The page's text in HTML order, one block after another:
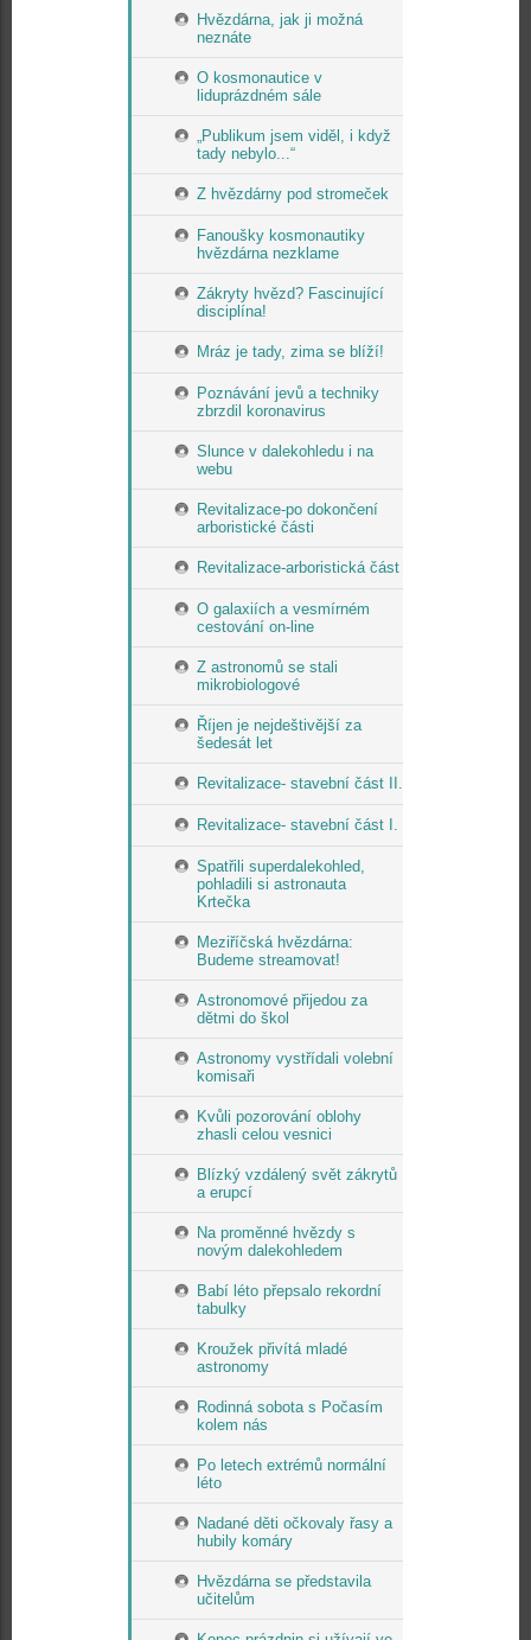
Hvězdárna, jak ji možná
neznáte
O kosmonautice v
liduprázdném sále
„Publikum jsem viděl, i když
tady nebylo...“
Z hvězdárny pod stromeček
Fanoušky kosmonautiky
hvězdárna nezklame
Zákryty hvězd? Fascinující
disciplína!
Mráz je tady, zima se blíží!
Poznávání jevů a techniky
zbrzdil koronavirus
Slunce v dalekohledu i na
webu
Revitalizace-po dokončení
arboristické části
Revitalizace-arboristická část
O galaxiích a vesmírném
cestování on-line
Z astronomů se stali
mikrobiologové
Říjen je nejdeštivější za
šedesát let
Revitalizace- stavební část II.
Revitalizace- stavební část I.
Spatřili superdalekohled,
pohladili si astronauta
Krtečka
Meziříčská hvězdárna:
Budeme streamovat!
Astronomové přijedou za
dětmi do škol
Astronomy vystřídali volební
komisaři
Kvůli pozorování oblohy
zhasli celou vesnici
Blízký vzdálený svět zákrytů
a erupcí
Na proměnné hvězdy s
novým dalekohledem
Babí léto přepsalo rekordní
tabulky
Kroužek přivítá mladé
astronomy
Rodinná sobota s Počasím
kolem nás
Po letech extrémů normální
léto
Nadané děti očkovaly řasy a
hubily komáry
Hvězdárna se představila
učitelům